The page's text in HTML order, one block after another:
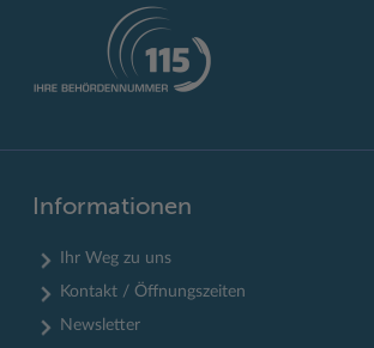
Informationen
Ihr Weg zu uns
Kontakt / Öffnungszeiten
Newsletter